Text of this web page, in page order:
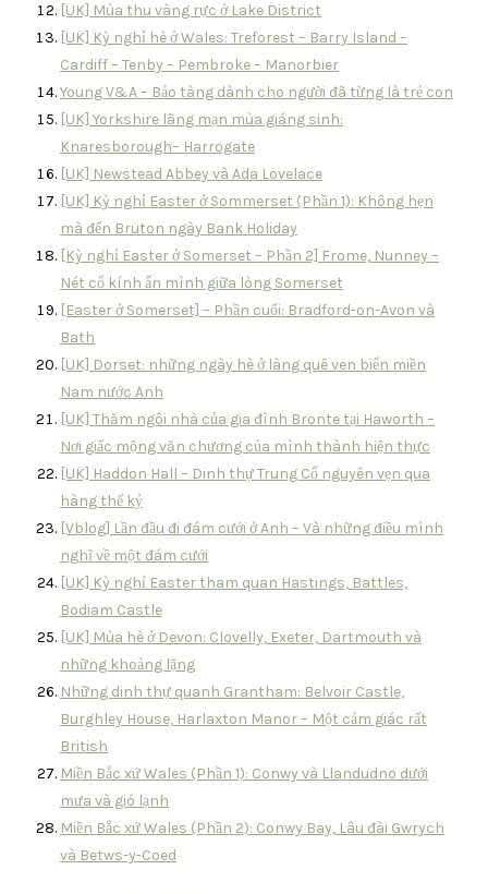
[UK] Mùa thu vàng rực ở Lake District
[UK] Kỳ nghỉ hè ở Wales: Treforest – Barry Island –
Cardiff – Tenby – Pembroke – Manorbier
Young V&A – Bảo tàng dành cho người đã từng là trẻ con
[UK] Yorkshire lãng mạn mùa giáng sinh:
Knaresborough– Harrogate
[UK] Newstead Abbey và Ada Lovelace
[UK] Kỳ nghỉ Easter ở Sommerset (Phần 1): Không hẹn
mà đến Bruton ngày Bank Holiday
[Kỳ nghỉ Easter ở Somerset – Phần 2] Frome, Nunney –
Nét cổ kính ẩn mình giữa lòng Somerset
[Easter ở Somerset] – Phần cuối: Bradford-on-Avon và
Bath
[UK] Dorset: những ngày hè ở làng quê ven biển miền
Nam nước Anh
[UK] Thăm ngôi nhà của gia đình Bronte tại Haworth –
Nơi giấc mộng văn chương của mình thành hiện thực
[UK] Haddon Hall – Dinh thự Trung Cổ nguyên vẹn qua
hàng thế kỷ
[Vblog] Lần đầu đi đám cưới ở Anh – Và những điều mình
nghĩ về một đám cưới
[UK] Kỳ nghỉ Easter tham quan Hastings, Battles,
Bodiam Castle
[UK] Mùa hè ở Devon: Clovelly, Exeter, Dartmouth và
những khoảng lặng
Những dinh thự quanh Grantham: Belvoir Castle,
Burghley House, Harlaxton Manor – Một cảm giác rất
British
Miền Bắc xứ Wales (Phần 1): Conwy và Llandudno dưới
mưa và gió lạnh
Miền Bắc xứ Wales (Phần 2): Conwy Bay, Lâu đài Gwrych
và Betws-y-Coed